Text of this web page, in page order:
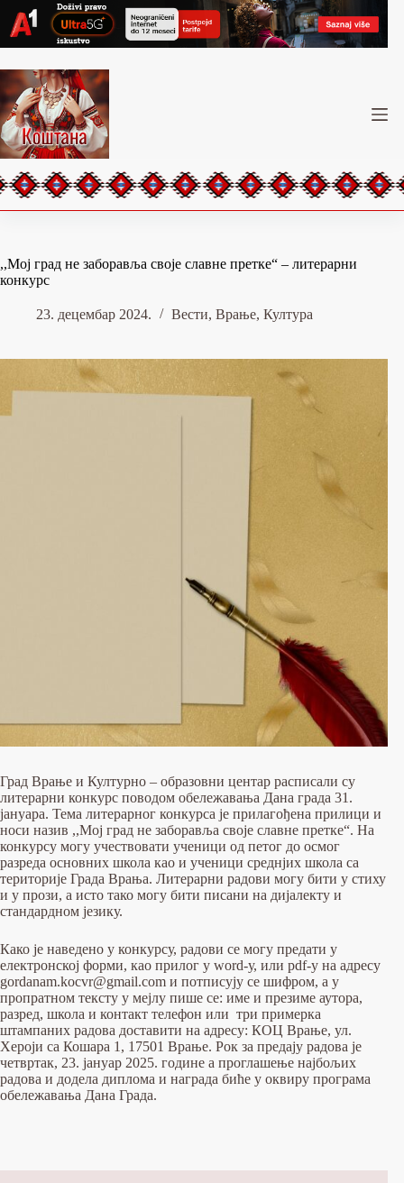
content
,,Мој град не заборавља своје славне претке“ – литерарни
конкурс
23. децембар 2024. Вести, Врање, Култура
Град Врање и Културно – образовни центар расписали су
литерарни конкурс поводом обележавања Дана града 31.
јануара. Тема литерарног конкурса је прилагођена прилици и
носи назив ,,Мој град не заборавља своје славне претке“. На
конкурсу могу учествовати ученици од петог до осмог
разреда основних школа као и ученици среднјих школа са
територије Града Врања. Литерарни радови могу бити у стиху
и у прози, а исто тако могу бити писани на дијалекту и
стандардном језику.
Како је наведено у конкурсу, радови се могу предати у
електронској форми, као прилог у word-у, или pdf-у на адресу
gordanam.kocvr@gmail.com и потписују се шифром, а у
пропратном тексту у мејлу пише се: име и презиме аутора,
разред, школа и контакт телефон или три примерка
штампаних радова доставити на адресу: КОЦ Врање, ул.
Хероји са Кошара 1, 17501 Врање. Рок за предају радова је
четвртак, 23. јануар 2025. године а проглашење најбољих
радова и додела диплома и награда биће у оквиру програма
обележавања Дана Града.